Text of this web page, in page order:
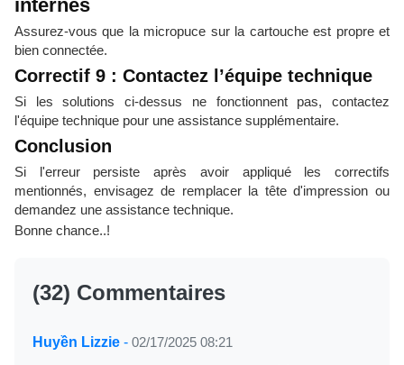
internes
Assurez-vous que la micropuce sur la cartouche est propre et
bien connectée.
Correctif 9 : Contactez l’équipe technique
Si les solutions ci-dessus ne fonctionnent pas, contactez
l'équipe technique pour une assistance supplémentaire.
Conclusion
Si l'erreur persiste après avoir appliqué les correctifs
mentionnés, envisagez de remplacer la tête d'impression ou
demandez une assistance technique.
Bonne chance..!
(32) Commentaires
Huyền Lizzie - 02/17/2025 08:21